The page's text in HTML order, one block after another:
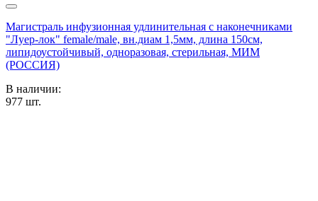
Магистраль инфузионная удлинительная с наконечниками
"Луер-лок" female/male, вн.диам 1,5мм, длина 150см,
липидоустойчивый, одноразовая, стерильная, МИМ
(РОССИЯ)
В наличии:
977 шт.